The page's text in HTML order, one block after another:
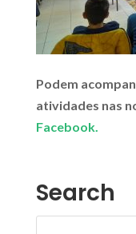
Podem
atividades nas
Facebook.
Search